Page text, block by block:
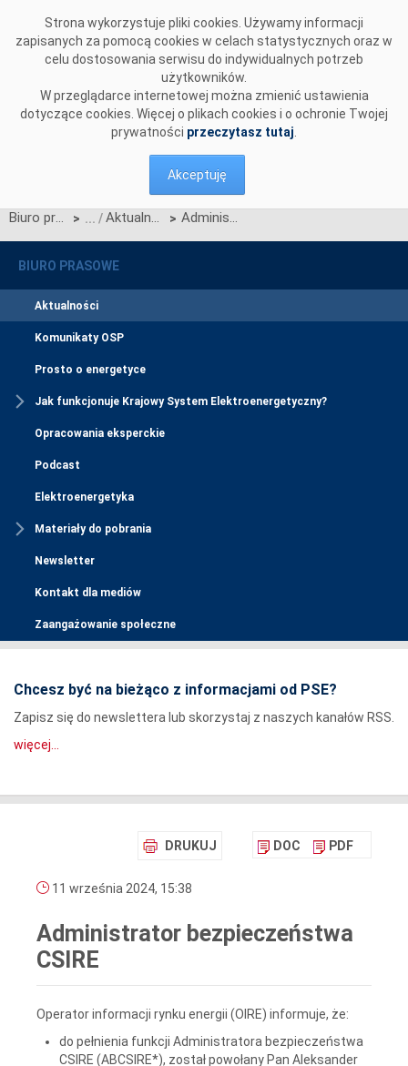
Strona wykorzystuje pliki cookies. Używamy informacji
zapisanych za pomocą cookies w celach statystycznych oraz w
celu dostosowania serwisu do indywidualnych potrzeb
użytkowników.
W przeglądarce internetowej można zmienić ustawienia
dotyczące cookies. Więcej o plikach cookies i o ochronie Twojej
prywatności przeczytasz tutaj
Akceptuję
Biuro prasowe > Aktualności > Administrator bezpieczeństwa CSIRE
BIURO PRASOWE
Aktualności
Komunikaty OSP
Prosto o energetyce
Jak funkcjonuje Krajowy System Elektroenergetyczny?
Opracowania eksperckie
Podcast
Elektroenergetyka
Materiały do pobrania
Newsletter
Kontakt dla mediów
Zaangażowanie społeczne
Chcesz być na bieżąco z informacjami od PSE?
Zapisz się do newslettera lub skorzystaj z naszych kanałów RSS.
więcej...
DRUKUJ DOC PDF
11 września 2024, 15:38
Administrator bezpieczeństwa
CSIRE
Operator informacji rynku energii (OIRE) informuje, że:
do pełnienia funkcji Administratora bezpieczeństwa
CSIRE (ABCSIRE*), został powołany Pan Aleksander